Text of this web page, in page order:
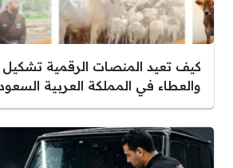
كيف تعيد المنصات الرقمية
والعطاء في المملكة العربية